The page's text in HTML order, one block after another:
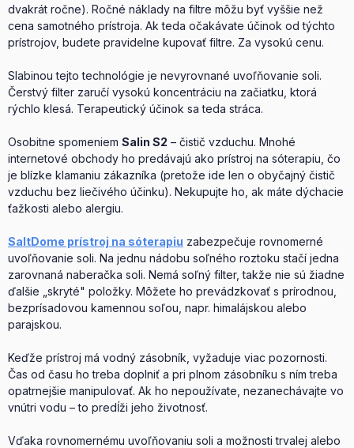
dvakrát ročne). Ročné náklady na filtre môžu byť vyššie než
cena samotného prístroja. Ak teda očakávate účinok od týchto
prístrojov, budete pravidelne kupovať filtre. Za vysokú cenu.
Slabinou tejto technológie je nevyrovnané uvoľňovanie soli.
Čerstvý filter zaručí vysokú koncentráciu na začiatku, ktorá
rýchlo klesá. Terapeutický účinok sa teda stráca.
Osobitne spomeniem Salin S2 – čistič vzduchu. Mnohé
internetové obchody ho predávajú ako prístroj na sóterapiu, čo
je blízke klamaniu zákazníka (pretože ide len o obyčajný čistič
vzduchu bez liečivého účinku). Nekupujte ho, ak máte dýchacie
ťažkosti alebo alergiu.
SaltDome prístroj na sóterapiu zabezpečuje rovnomerné
uvoľňovanie soli. Na jednu nádobu soľného roztoku stačí jedna
zarovnaná naberačka soli. Nemá soľný filter, takže nie sú žiadne
ďalšie „skryté" položky. Môžete ho prevádzkovať s prírodnou,
bezprísadovou kamennou soľou, napr. himalájskou alebo
parajskou.
Keďže prístroj má vodný zásobník, vyžaduje viac pozornosti.
Čas od času ho treba doplniť a pri plnom zásobníku s ním treba
opatrnejšie manipulovať. Ak ho nepoužívate, nezanechávajte vo
vnútri vodu – to predĺži jeho životnosť.
Vďaka rovnomernému uvoľňovaniu soli a možnosti trvalej alebo